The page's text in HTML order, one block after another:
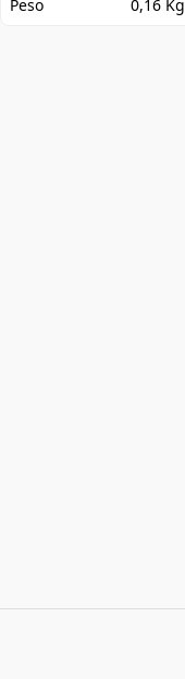
Peso 0,16 Kg